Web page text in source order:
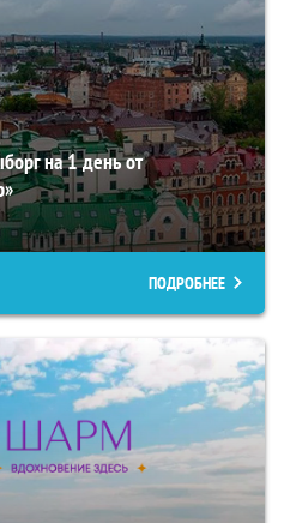
на 1 день от
ПОДРОБНЕЕ